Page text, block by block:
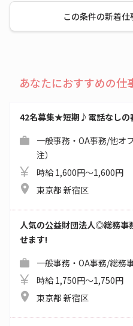
この条件の新着
あなたにおすすめの仕
42名募集★短期♪電話なしの
一般事務・OA事務/他オ
注）
時給 1,600円～1,600円
東京都 新宿区
人気の公益財団法人◎総務
せます!
一般事務・OA事務/総務
時給 1,750円～1,750円
東京都 新宿区